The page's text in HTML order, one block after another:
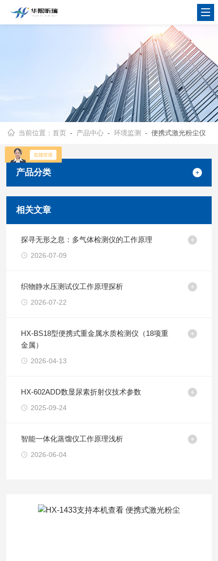
当前位置：首页 - 产品中心 -环境监测 - 便携式激光粉尘仪
产品分类
相关文章
探寻无形之息：多气体检测仪的工作原理
2026-07-09
织物静水压测试仪工作原理探析
2026-07-22
HX-BS18型便携式重金属水质检测仪（18项重
金属）
2026-04-13
HX-602ADD数显尿素折射仪技术参数
2025-09-24
智能一体化蒸馏仪工作原理浅析
2026-06-04